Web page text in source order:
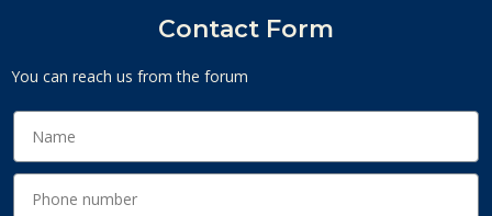
Contact Form
You can reach us from the forum